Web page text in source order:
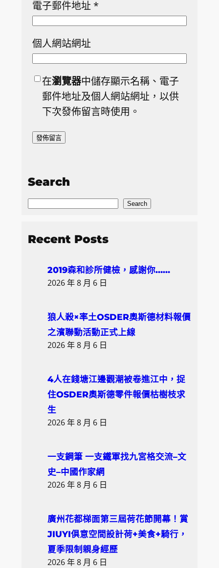
電子郵件地址 *
個人網站網址
在瀏覽器中儲存顯示名稱、電子
郵件地址及個人網站網址，以供
下次發佈留言時使用。
Search
S
a
Search
Recent Posts
2019森和診所健檢，感謝你……
2026 年 8 月 6 日
狼人殺×率土OSDER奧斯德材料報價
之濱聯動活動正式上線
2026 年 8 月 6 日
4人在錢塘江邊觀潮被卷進江中，捉
住OSDER奧斯德零件報價枯樹枝求
生
2026 年 8 月 6 日
一支鋼筆 一支鐵軍找九宮格交流–文
史–中國作家網
2026 年 8 月 6 日
廣州花都梯面第三屆荷花節開幕！賞
JIUYI俱意空間設計荷+美食+騎行，
夏季限制親身經歷
2026 年 8 月 6 日